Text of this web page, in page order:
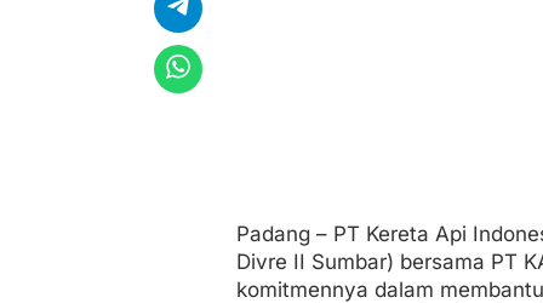
d
e
n
Padang – PT Kereta Api
Divre II Sumbar) bersama PT
komitmennya dalam